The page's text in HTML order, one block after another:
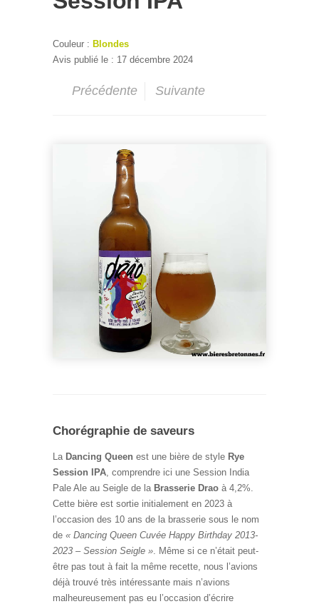
Couleur : Blondes
Avis publié le : 17 décembre 2024
Précédente Suivante
Chorégraphie de saveurs
La Dancing Queen est une bière de style Rye
Session IPA, comprendre ici une Session India
Pale Ale au Seigle de la Brasserie Drao à 4,2%.
Cette bière est sortie initialement en 2023 à
l’occasion des 10 ans de la brasserie sous le nom
de « Dancing Queen Cuvée Happy Birthday 2013-
2023 – Session Seigle ». Même si ce n’était peut-
être pas tout à fait la même recette, nous l’avions
déjà trouvé très intéressante mais n’avions
malheureusement pas eu l’occasion d’écrire